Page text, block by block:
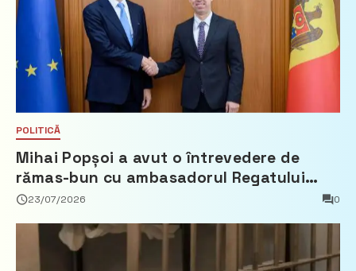
POLITICĂ
Mihai Popșoi a avut o întrevedere de
rămas-bun cu ambasadorul Regatului
Țărilor de Jos, Fred Duijn
23/07/2026 0